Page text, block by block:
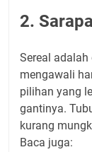
2.
Sereal
mengawali
pilihan yang
gantinya.
kurang
Baca juga: